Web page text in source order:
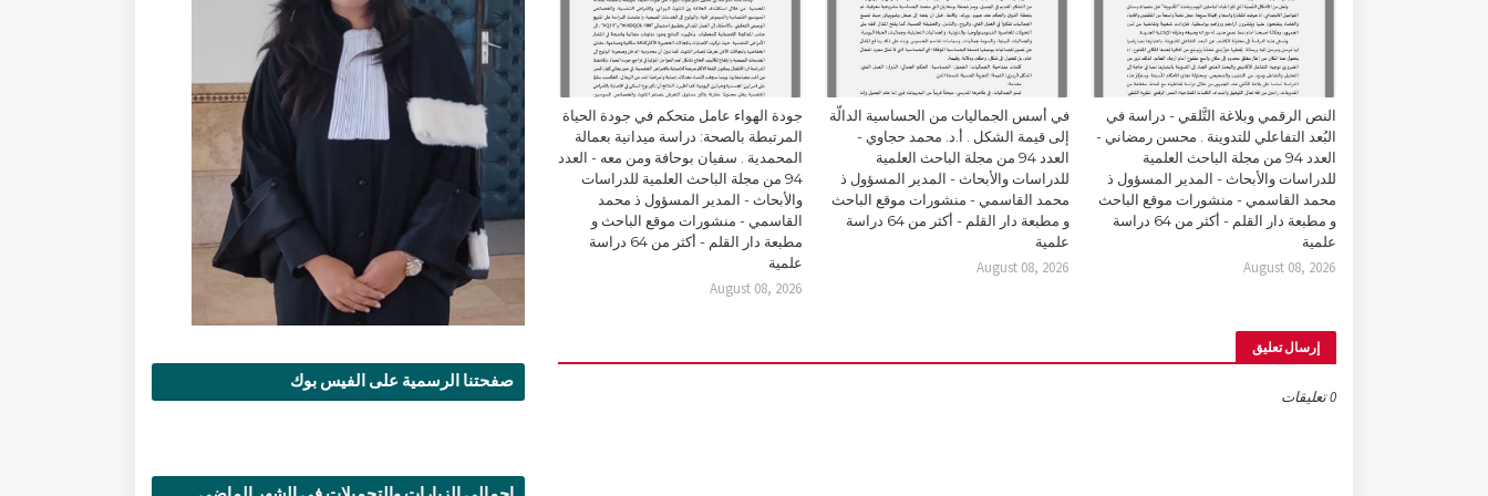
النص الرقمي وبلاغة التَّلقي - دراسة في
البُعد التفاعلي للتدوينة . محسن رمضاني -
العدد 94 من مجلة الباحث العلمية
للدراسات والأبحاث - المدير المسؤول ذ
محمد القاسمي - منشورات موقع الباحث
و مطبعة دار القلم - أكثر من 64 دراسة
علمية
August 08, 2026
في أسس الجماليات من الحساسية الدالّة
إلى قيمة الشكل . أ.د. محمد حجاوي -
العدد 94 من مجلة الباحث العلمية
للدراسات والأبحاث - المدير المسؤول ذ
محمد القاسمي - منشورات موقع الباحث
و مطبعة دار القلم - أكثر من 64 دراسة
علمية
August 08, 2026
جودة الهواء عامل متحكم في جودة الحياة
المرتبطة بالصحة: دراسة ميدانية بعمالة
المحمدية . سفيان بوحافة ومن معه - العدد
94 من مجلة الباحث العلمية للدراسات
والأبحاث - المدير المسؤول ذ محمد
القاسمي - منشورات موقع الباحث و
مطبعة دار القلم - أكثر من 64 دراسة
علمية
August 08, 2026
إرسال تعليق
0 تعليقات
صفحتنا الرسمية على الفيس بوك